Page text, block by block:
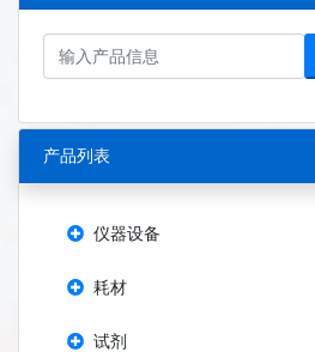
产品列表
仪器设备
耗材
试剂